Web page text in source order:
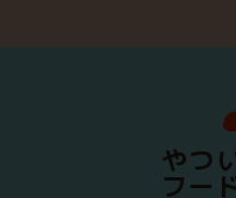
やつ
フー